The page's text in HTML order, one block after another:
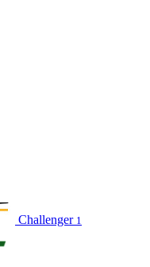
Challenger 1